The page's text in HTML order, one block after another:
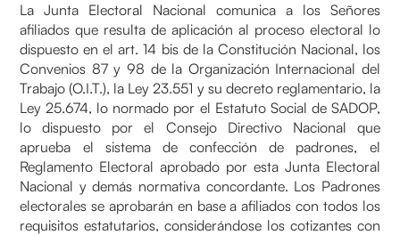
La Junta Electoral Nacional comunica a los Señores
afiliados que resulta de aplicación al proceso electoral lo
dispuesto en el art. 14 bis de la Constitución Nacional, los
Convenios 87 y 98 de la Organización Internacional del
Trabajo (O.I.T.), la Ley 23.551 y su decreto reglamentario, la
Ley 25.674, lo normado por el Estatuto Social de SADOP,
lo dispuesto por el Consejo Directivo Nacional que
aprueba el sistema de confección de padrones, el
Reglamento Electoral aprobado por esta Junta Electoral
Nacional y demás normativa concordante. Los Padrones
electorales se aprobarán en base a afiliados con todos los
requisitos estatutarios, considerándose los cotizantes con